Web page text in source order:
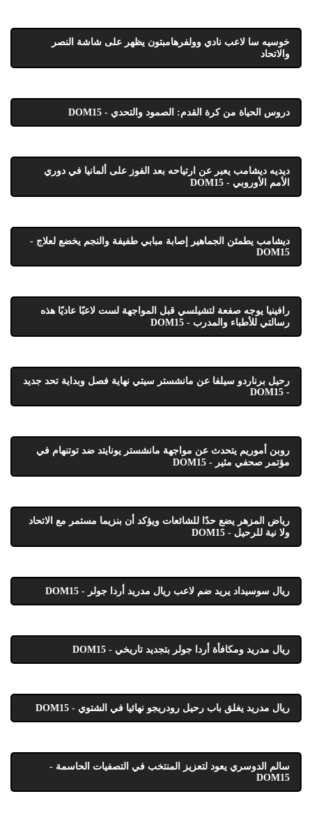
خوسيه سا لاعب نادي وولفرهامبتون يظهر على شاشة النصر
والاتحاد
دروس الحياة من كرة القدم: الصمود والتحدي - DOM15
ديديه ديشامب يعبر عن ارتياحه بعد الفوز على ألمانيا في دوري
الأمم الأوروبي - DOM15
ديشامب يطمئن الجماهير إصابة مبابي طفيفة والنجم يخضع لعلاج -
DOM15
رافينيا يوجه صفعة لتشيلسي قبل المواجهة لست لاعبًا عاديًا هذه
رسالتي للأطباء والمدرب - DOM15
رحيل برناردو سيلفا عن مانشستر سيتي نهاية فصل وبداية تحد جديد
- DOM15
روبن أموريم يتحدث عن مواجهة مانشستر يونايتد ضد توتنهام في
مؤتمر صحفي مثير - DOM15
رياض المزهر يضع حدًا للشائعات ويؤكد أن بنزيما مستمر مع الاتحاد
ولا نية للرحيل - DOM15
ريال سوسيداد يريد ضم لاعب ريال مدريد أردا جولر - DOM15
ريال مدريد ومكافأة أردا جولر بتجديد تاريخي - DOM15
ريال مدريد يغلق باب رحيل رودريجو نهائيا في الشتوي - DOM15
سالم الدوسري يعود لتعزيز المنتخب في التصفيات الحاسمة -
DOM15